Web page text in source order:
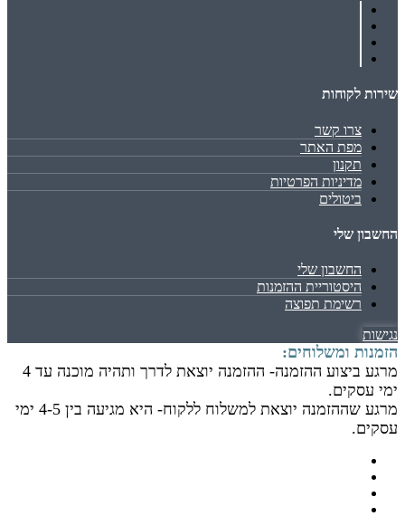
שירות לקוחות
צרו קשר
מפת האתר
תקנון
מדיניות הפרטיות
ביטולים
החשבון שלי
החשבון שלי
היסטוריית ההזמנות
רשימת תפוצה
נגישות
הזמנות ומשלוחים:
מרגע ביצוע ההזמנה- ההזמנה יוצאת לדרך ותהיה מוכנה עד 4
ימי עסקים.
מרגע שההזמנה יוצאת למשלוח ללקוח- היא מגיעה בין 4-5 ימי
עסקים.